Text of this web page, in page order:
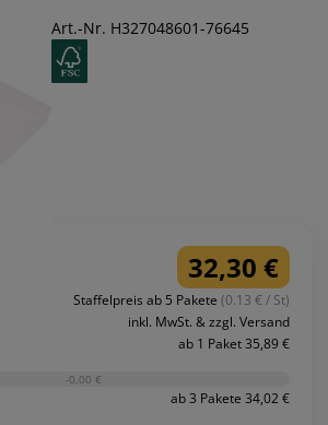
Art.-Nr. H327048601-76645
32,30 €
Staffelpreis ab 5 Pakete (0.13 € / St)
inkl. MwSt. & zzgl. Versand
ab 1 Paket 35,89 €
-0,00 €
ab 3 Pakete 34,02 €